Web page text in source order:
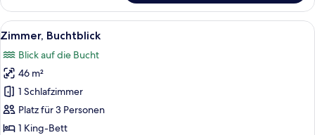
1 King-
Bett,
eingeschränkter
Alle
Fotos
für
Zimmer,
Buchtblick
anzeigen
Hochwertige Bettwaren, Minibar,
5
Zimmer, Buchtblick
Blick auf die Bucht
46 m²
1 Schlafzimmer
Platz für 3 Personen
1 King-Bett